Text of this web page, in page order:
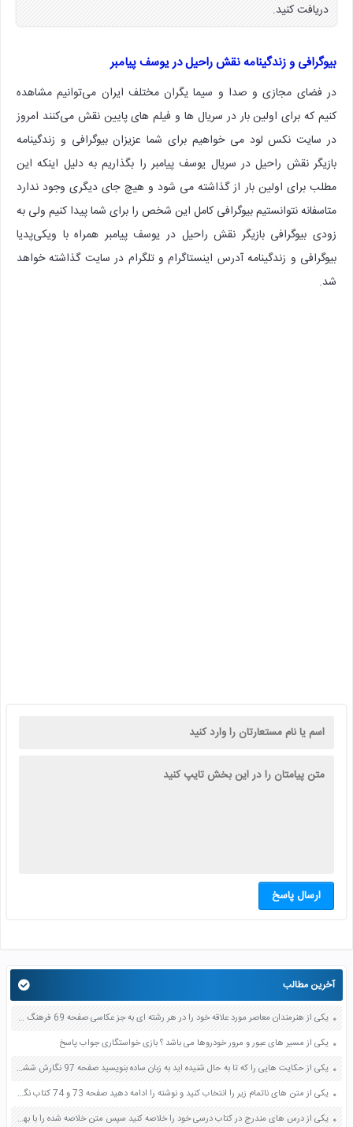
دریافت کنید.
بیوگرافی و زندگینامه نقش راحیل در یوسف پیامبر
در فضای مجازی و صدا و سیما یگران مختلف ایران می‌توانیم مشاهده
کنیم که برای اولین بار در سریال ها و فیلم های پایین نقش می‌کنند امروز
در سایت نکس لود می خواهیم برای شما عزیزان بیوگرافی و زندگینامه
بازیگر نقش راحیل در سریال یوسف پیامبر را بگذاریم به دلیل اینکه این
مطلب برای اولین بار از گذاشته می شود و هیچ جای دیگری وجود ندارد
متاسفانه نتوانستیم بیوگرافی کامل این شخص را برای شما پیدا کنیم ولی به
زودی بیوگرافی بازیگر نقش راحیل در یوسف پیامبر همراه با ویکی‌پدیا
بیوگرافی و زندگینامه آدرس اینستاگرام و تلگرام در سایت گذاشته خواهد
شد.
ارسال پاسخ
آخرین مطالب
یکی از هنرمندان معاصر مورد علاقه خود را در هر رشته ای به جز عکاسی صفحه 69 فرهنگ و هنر نهم
یکی از مسیر های عبور و مرور خودروها می باشد ؟ بازی خواستگاری جواب پاسخ
یکی از حکایت هایی را که تا به حال شنیده اید به زبان ساده بنویسید صفحه 97 نگارش ششم دبستان
یکی از متن های ناتمام زیر را انتخاب کنید و نوشته را ادامه دهید صفحه 73 و 74 کتاب نگارش فارسی پنجم دبستان
یکی از درس های مندرج در کتاب درسی خود را خلاصه کنید سپس متن خلاصه شده را با بهره گیری از روش های دسته بندی نمودار جدول نقشه مفهومی نشان دهید صفحه 118 نگارش یازدهم